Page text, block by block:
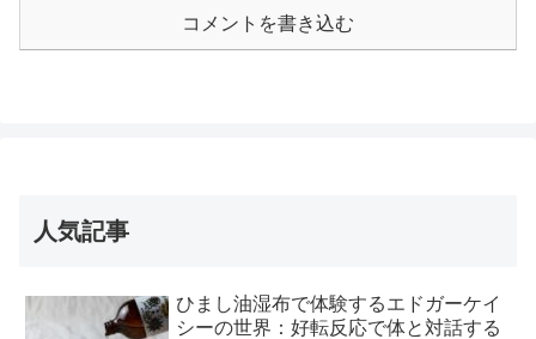
コメントを書き込む
人気記事
ひまし油湿布で体験するエドガーケイ
シーの世界：好転反応で体と対話する